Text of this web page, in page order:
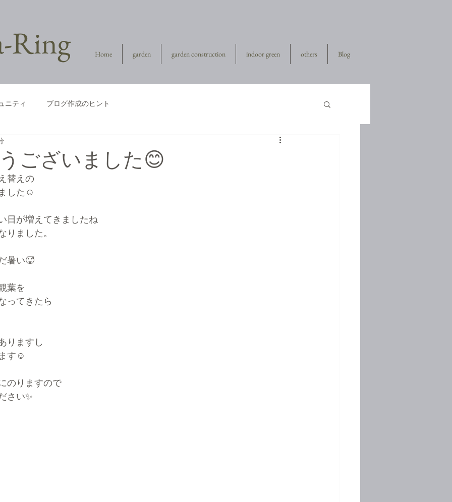
Home garden garden construction indoor green others Blog
Ring
ニティ ブログ作成のヒント
ございました😊
替えの
した☺️
日が増えてきましたね
りました。
暑い🥵
葉を
ってきたら
りますし
す☺️
のりますので
さい✨